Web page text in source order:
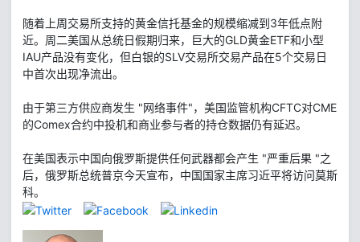
随着上周交易所支持的黄金信托基金的规模缩减到3年低点附
近。周二美国从总统日假期归来，巨大的GLD黄金ETF和小型
IAU产品没有变化，但白银的SLV交易所交易产品在5个交易日
中首次出现净流出。
由于第三方供应商发生 "网络事件"，美国监管机构CFTC对CME
的Comex合约中投机和商业参与者的持仓数据仍有延迟。
在美国表示中国向俄罗斯提供任何武器都会产生 "严重后果 "之
后，俄罗斯总统普京今天宣布，中国国家主席习近平将访问莫斯
科。